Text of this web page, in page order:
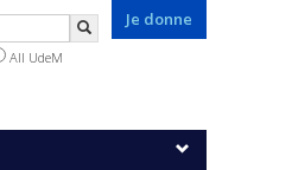
Je donne
All UdeM